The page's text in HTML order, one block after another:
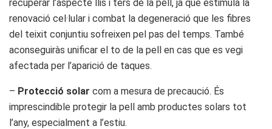
recuperar l’aspecte llis i ters de la pell, ja que estimula la
renovació cel·lular i combat la degeneració que les fibres
del teixit conjuntiu sofreixen pel pas del temps. També
aconseguiràs unificar el to de la pell en cas que es vegi
afectada per l’aparició de taques.
– Protecció solar com a mesura de precaució. És
imprescindible protegir la pell amb productes solars tot
l’any, especialment a l’estiu.